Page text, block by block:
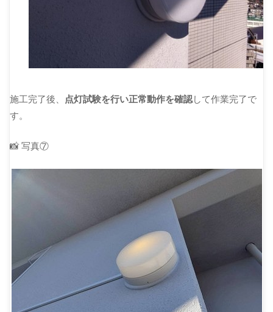
施工完了後、 点灯試験を行い正常動作を確認して作業完了で
す。
📸 写真⑦